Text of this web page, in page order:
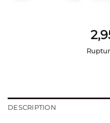
DESCRIPTION